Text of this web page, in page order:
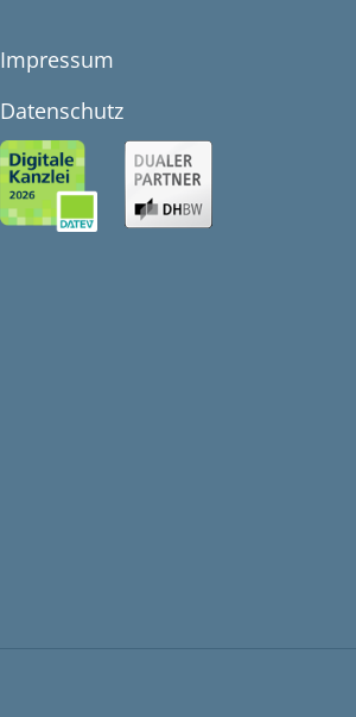
Impressum
Datenschutz